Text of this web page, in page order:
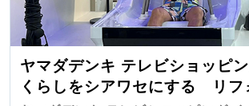
ヤマダデンキ テレビショッピ
くらしをシアワセにする リフ